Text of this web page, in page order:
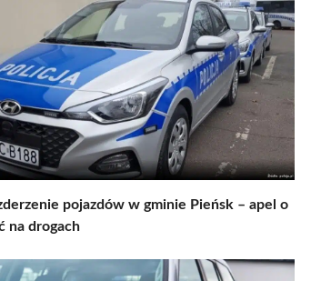
pojazdów w gminie Pieńsk – apel o
na drogach